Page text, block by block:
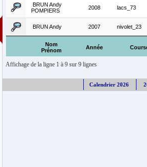
Nom
Prénom
Année
BRUN Andy
POMPIERS
2008 lacs_73
BRUN Andy 2007 nivolet_23
Affichage de la ligne 1 à 9 sur 9 lignes
Calendrier 2026